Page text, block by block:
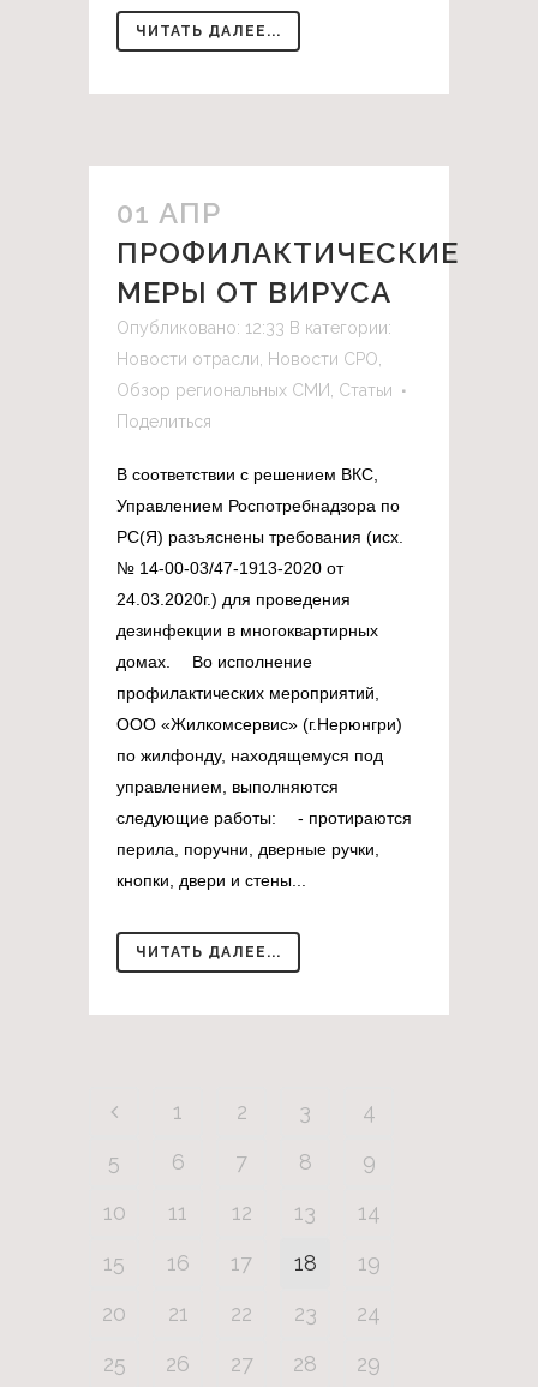
ЧИТАТЬ ДАЛЕЕ...
01 АПР
ПРОФИЛАКТИЧЕСКИЕ
МЕРЫ ОТ ВИРУСА
Опубликовано: 12:33 В категории:
Новости отрасли Новости СРО
Обзор региональных СМИ Статьи
Поделиться
В соответствии с решением ВКС,
Управлением Роспотребнадзора по
РС(Я) разъяснены требования (исх.
№ 14-00-03/47-1913-2020 от
24.03.2020г.) для проведения
дезинфекции в многоквартирных
домах. ⠀ Во исполнение
профилактических мероприятий,
ООО «Жилкомсервис» (г.Нерюнгри)
по жилфонду, находящемуся под
управлением, выполняются
следующие работы: ⠀ - протираются
перила, поручни, дверные ручки,
кнопки, двери и стены...
ЧИТАТЬ ДАЛЕЕ...
1 2 3
4
5
6 7 8
9
10
11 12 13
14
15
16 17 18
19
20
21 22 23
24
25
26 27 28 29